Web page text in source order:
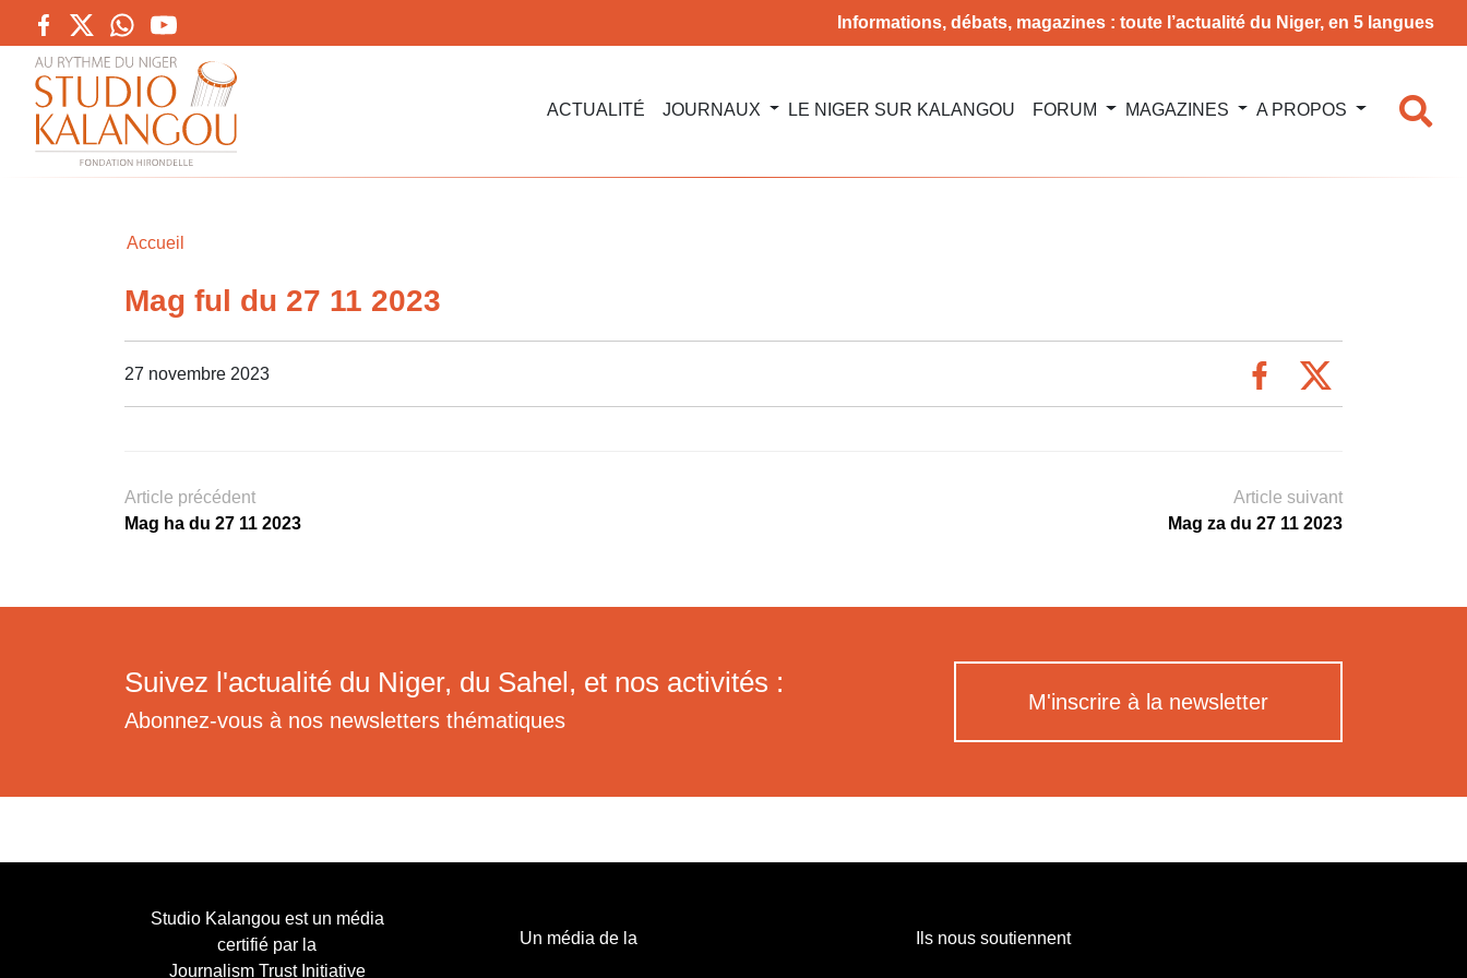
Informations, débats, magazines : toute l’actualité du Niger, en 5 langues
ACTUALITÉ JOURNAUX LE NIGER SUR KALANGOU FORUM MAGAZINES A PROPOS
Accueil
Mag ful du 27 11 2023
27 novembre 2023
Article précédent
Mag ha du 27 11 2023
Article suivant
Mag za du 27 11 2023
Suivez l'actualité du Niger, du Sahel, et nos activités :
Abonnez-vous à nos newsletters thématiques
M'inscrire à la newsletter
Studio Kalangou est un média
certifié par la
Journalism Trust Initiative
Un média de la Ils nous soutiennent